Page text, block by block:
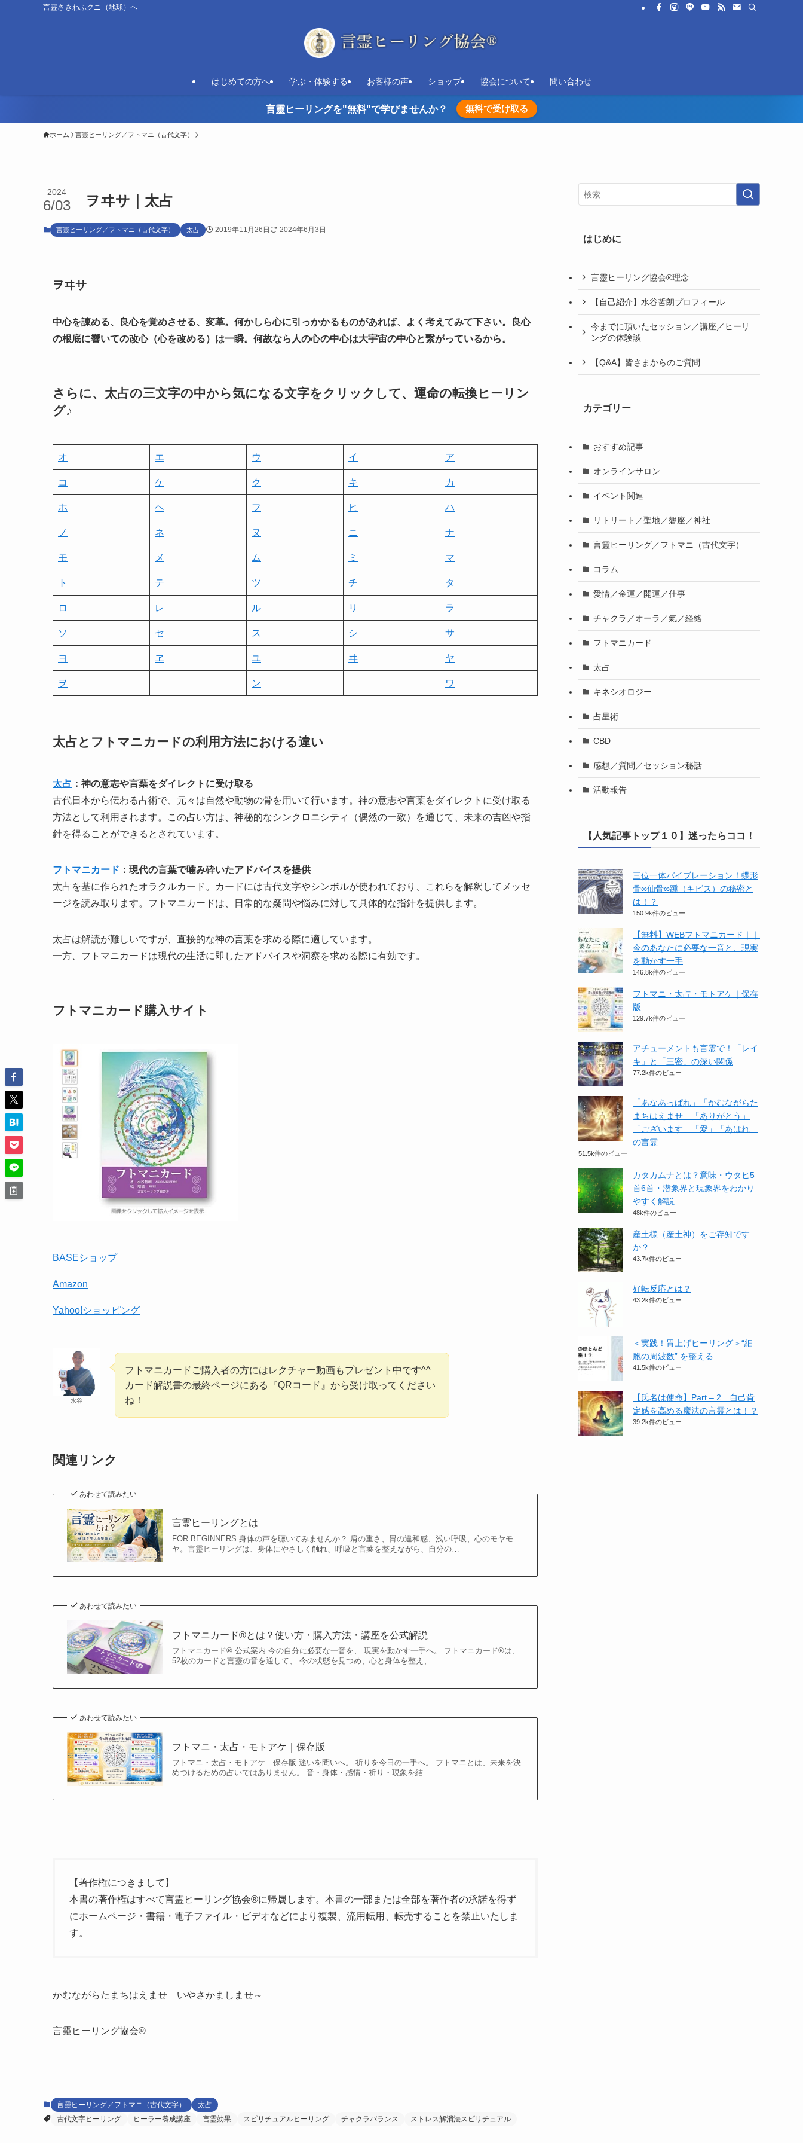
言靈さきわふクニ（地球）へ
はじめての方へ 学ぶ・体験する お客様の声 ショップ 協会について 問い合わせ
言靈ヒーリングを"無料"で学びませんか？ 無料で受け取る
ホーム 言靈ヒーリング／フトマニ（古代文字）
ヲヰサ｜太占
2024
6/03
言靈ヒーリング／フトマニ（古代文字） 太占 2019年11月26日 2024年6月3日
ヲヰサ
中心を諌める、良心を覚めさせる、変革。何かしら心に引っかかるものがあれば、よく考えてみて下さい。良心
の根底に響いての改心（心を改める）は一瞬。何故なら人の心の中心は大宇宙の中心と繋がっているから。
さらに、太占の三文字の中から気になる文字をクリックして、運命の転換ヒーリン
グ♪
オ エ ウ イ ア
コ ケ ク キ カ
ホ ヘ フ ヒ ハ
ノ ネ ヌ ニ ナ
モ メ ム ミ マ
ト テ ツ チ タ
ロ レ ル リ ラ
ソ セ ス シ サ
ヨ ヱ ユ ヰ ヤ
ヲ ン ワ
太占とフトマニカードの利用方法における違い
太占 ：神の意志や言葉をダイレクトに受け取る
古代日本から伝わる占術で、元々は自然や動物の骨を用いて行います。神の意志や言葉をダイレクトに受け取る
方法として利用されます。この占い方は、神秘的なシンクロニシティ（偶然の一致）を通じて、未来の吉凶や指
針を得ることができるとされています​​。
フトマニカード ：現代の言葉で噛み砕いたアドバイスを提供
太占を基に作られたオラクルカード。カードには古代文字やシンボルが使われており、これらを解釈してメッセ
ージを読み取ります。フトマニカードは、日常的な疑問や悩みに対して具体的な指針を提供します​。
太占は解読が難しいですが、直接的な神の言葉を求める際に適しています。
一方、フトマニカードは現代の生活に即したアドバイスや洞察を求める際に有効です。
フトマニカード購入サイト
BASEショップ
Amazon
Yahoo!ショッピング
水谷
フトマニカードご購入者の方にはレクチャー動画もプレゼント中です^^
カード解説書の最終ページにある『QRコード』から受け取ってください
ね！
関連リンク
あわせて読みたい
言霊ヒーリングとは
FOR BEGINNERS 身体の声を聴いてみませんか？ 肩の重さ、胃の違和感、浅い呼吸、心のモヤモ
ヤ。言靈ヒーリングは、身体にやさしく触れ、呼吸と言葉を整えながら、自分の…
あわせて読みたい
フトマニカード®とは？使い方・購入方法・講座を公式解説
フトマニカード® 公式案内 今の自分に必要な一音を、 現実を動かす一手へ。 フトマニカード®は、
52枚のカードと言靈の音を通して、 今の状態を見つめ、心と身体を整え、...
あわせて読みたい
フトマニ・太占・モトアケ｜保存版
フトマニ・太占・モトアケ｜保存版 迷いを問いへ。 祈りを今日の一手へ。 フトマニとは、未来を決
めつけるための占いではありません。 音・身体・感情・祈り・現象を結...
【著作権につきまして】
本書の著作権はすべて言霊ヒーリング協会®に帰属します。本書の一部または全部を著作者の承諾を得ず
にホームページ・書籍・電子ファイル・ビデオなどにより複製、流用転用、転売することを禁止いたしま
す。
かむながらたまちはえませ いやさかましませ～
言靈ヒーリング協会®️
言靈ヒーリング／フトマニ（古代文字）
太占
古代文字ヒーリング
ヒーラー養成講座 言霊効果 スピリチュアルヒーリング チャクラバランス ストレス解消法スピリチュアル
はじめに
言靈ヒーリング協会®理念
【自己紹介】水谷哲朗プロフィール
今までに頂いたセッション／講座／ヒーリ
ングの体験談
【Q&A】皆さまからのご質問
カテゴリー
おすすめ記事
オンラインサロン
イベント関連
リトリート／聖地／磐座／神社
言靈ヒーリング／フトマニ（古代文字）
コラム
愛情／金運／開運／仕事
チャクラ／オーラ／氣／経絡
フトマニカード
太占
キネシオロジー
占星術
CBD
感想／質問／セッション秘話
活動報告
【人気記事トップ１０】迷ったらココ！
三位一体バイブレーション！蝶形
骨∞仙骨∞踵（キビス）の秘密と
は！？
150.9k件のビュー
【無料】WEBフトマニカード｜｜
今のあなたに必要な一音と、現実
を動かす一手
146.8k件のビュー
フトマニ・太占・モトアケ｜保存
版
129.7k件のビュー
アチューメントも言霊で！「レイ
キ」と「三密」の深い関係
77.2k件のビュー
「あなあっぱれ」「かむながらた
まちはえませ」「ありがとう」
「ございます」「愛」「あはれ」
の言霊
51.5k件のビュー
カタカムナとは？意味・ウタヒ5
首6首・潜象界と現象界をわかり
やすく解説
48k件のビュー
産土様（産土神）をご存知です
か？
43.7k件のビュー
好転反応とは？
43.2k件のビュー
＜実践！胃上げヒーリング＞​“細
胞の周波数” を整える
41.5k件のビュー
【氏名は使命】Part – 2 自己肯
定感を高める魔法の言霊とは！？
39.2k件のビュー